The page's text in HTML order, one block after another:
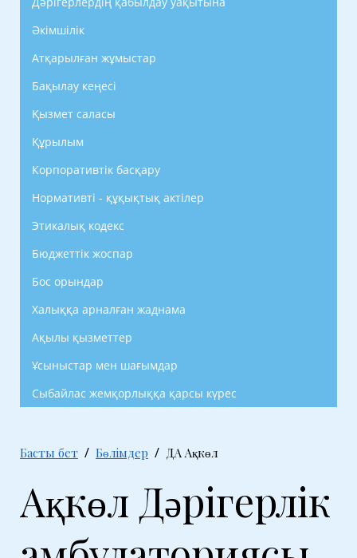
Әкімшілік
Атқарылған жұмыстар
Бақылау кеңесі
Қызмет саласы
Құрылым
Корпоративтік басқару
Нормативті - құқықтық актілер
Этикалық кодекс
Бюджеттік жоспар
Бос орындар
Халыққа арналған жаднама
Ақылы қызметтер
Ұсыныстар мен шағымдар
Сыбайлас жемқорлыққа қарсы күрес
Басты бет Бөлімдер ДА Ақкөл
Ақкөл Дәрігерлік